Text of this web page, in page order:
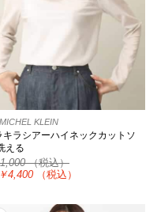
KLEIN
キラシアーハイネックカットソ
える
（税込）
￥4,400 （税込）